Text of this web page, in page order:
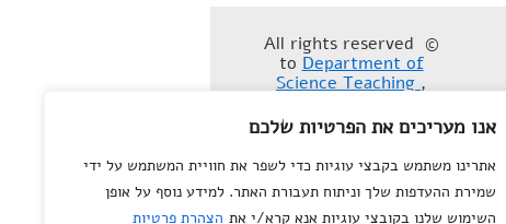
אנו מעריכים את הפרטיות שלכם
אתרינו משתמש בקבצי עוגיות כדי לשפר את חוויית המשתמש על ידי
שמירת ההעדפות שלך וניתוח תעבורת האתר. למידע נוסף על אופן
השימוש שלנו בקובצי עוגיות אנא קרא/י את הצהרת פרטיות
© All rights reserved
to Department of
Science Teaching ,
Science